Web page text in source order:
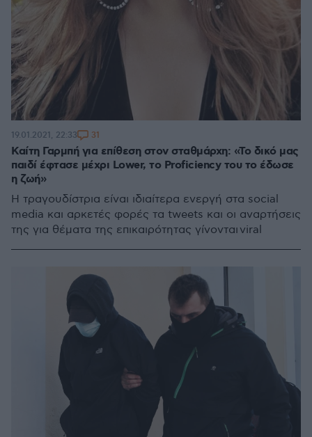
Καίτη Γαρμπή για επίθεση στον σταθμάρχη: «Το δικό μας
παιδί έφτασε μέχρι Lower, το Proficiency του το έδωσε
η ζωή»
H τραγουδίστρια είναι ιδιαίτερα ενεργή στα social
media και αρκετές φορές τα tweets και οι αναρτήσεις
της για θέματα της επικαιρότητας γίνονται viral
19.01.2021, 22:33 31